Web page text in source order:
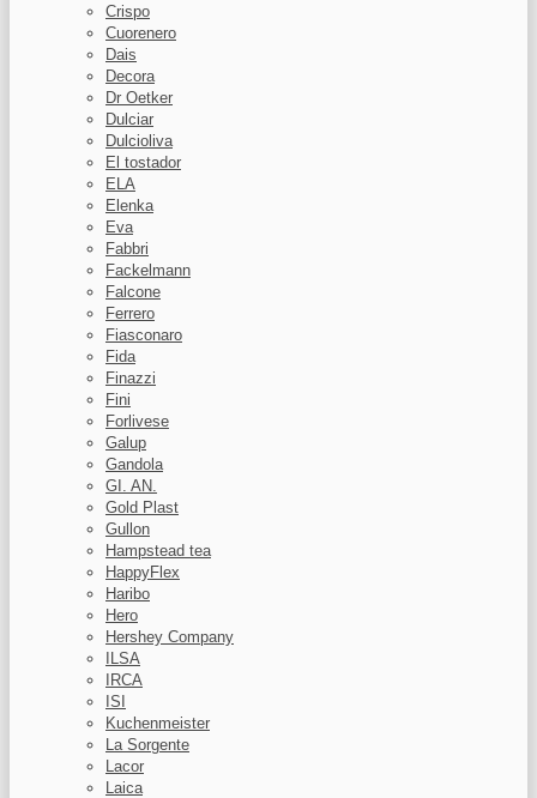
Crispo
Cuorenero
Dais
Decora
Dr Oetker
Dulciar
Dulcioliva
El tostador
ELA
Elenka
Eva
Fabbri
Fackelmann
Falcone
Ferrero
Fiasconaro
Fida
Finazzi
Fini
Forlivese
Galup
Gandola
GI. AN.
Gold Plast
Gullon
Hampstead tea
HappyFlex
Haribo
Hero
Hershey Company
ILSA
IRCA
ISI
Kuchenmeister
La Sorgente
Lacor
Laica